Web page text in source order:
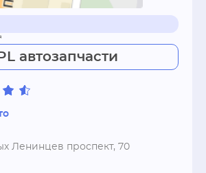
автозапчасти
Ленинцев проспект, 70